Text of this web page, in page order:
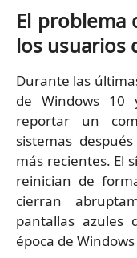
El problema
los usuarios
Durante las
de Windows 10
reportar un
sistemas
más recientes. El
reinician de
cierran
pantallas azules
época de Windows